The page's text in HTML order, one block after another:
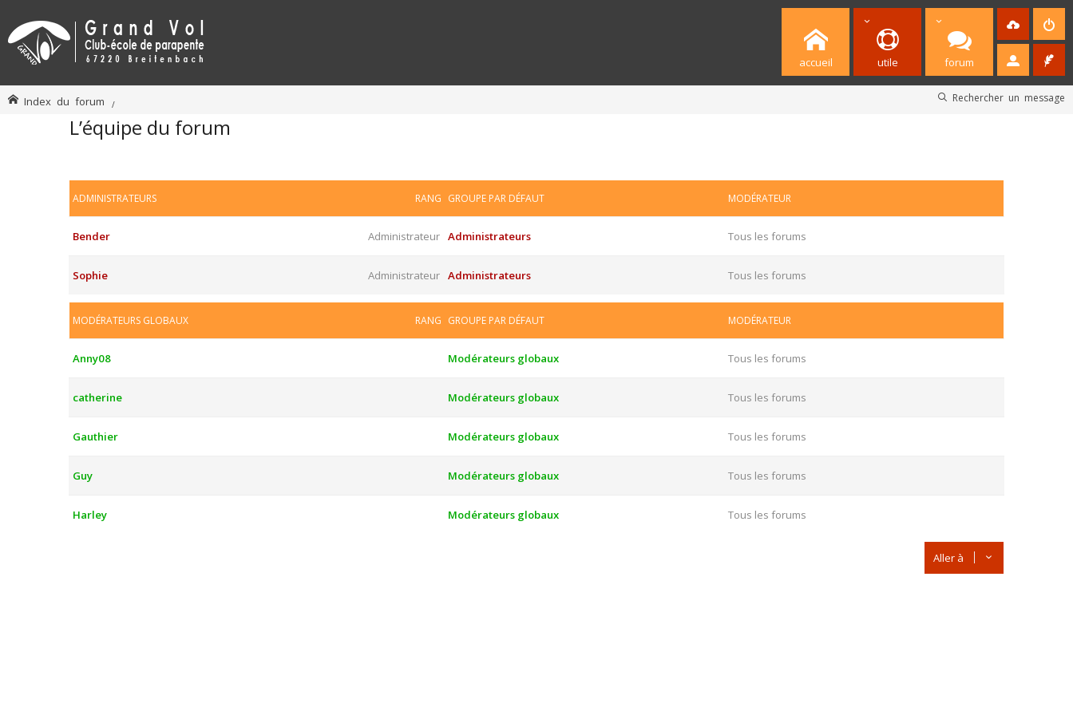
accueil utile forum
Rechercher un message
Index du forum
L’équipe du forum
RANG
ADMINISTRATEURS GROUPE PAR DÉFAUT MODÉRATEUR
Administrateur
Bender Administrateurs Tous les forums
Administrateur
Sophie Administrateurs Tous les forums
RANG
MODÉRATEURS GLOBAUX GROUPE PAR DÉFAUT MODÉRATEUR
Anny08 Modérateurs globaux Tous les forums
catherine Modérateurs globaux Tous les forums
Gauthier Modérateurs globaux Tous les forums
Guy Modérateurs globaux Tous les forums
Harley Modérateurs globaux Tous les forums
Aller à